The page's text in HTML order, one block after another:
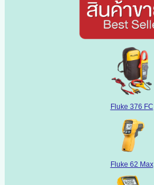
Fluke 376 FC
Fluke 62 Max